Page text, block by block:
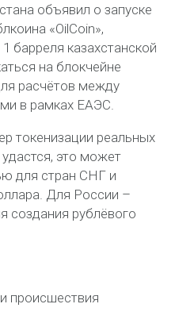
объявил о запуске
«OilCoin»,
барреля казахстанской
на блокчейне
расчётов между
в рамках ЕАЭС.
токенизации реальных
это может
для стран СНГ и
Для России –
создания рублёвого
происшествия